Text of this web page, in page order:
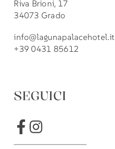
Riva Brioni, 17
34073 Grado
info@lagunapalacehotel.it
+39 0431 85612
SEGUICI